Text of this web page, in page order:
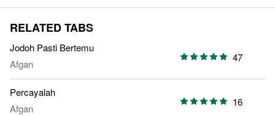
RELATED TABS
Jodoh Pasti Bertemu
Afgan
47
Percayalah
Afgan
16